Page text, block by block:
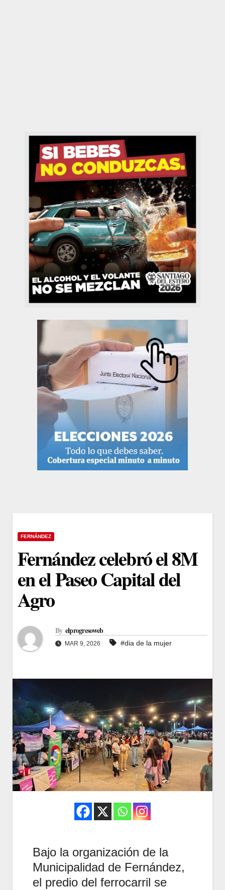
FERNÁNDEZ
Fernández celebró el 8M
en el Paseo Capital del
Agro
By elprogresoweb
MAR 9, 2026 #dia de la mujer
Bajo la organización de la
Municipalidad de Fernández,
el predio del ferrocarril se